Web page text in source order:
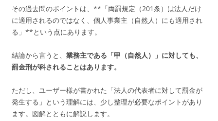
その過去問のポイントは、**「両罰規定（201条）は法人だけ
に適用されるのではなく、個人事業主（自然人）にも適用され
る」**という点にあります。
結論から言うと、 業務主である「甲（自然人）」に対しても、
罰金刑が科されることはあります。
ただし、ユーザー様が書かれた「法人の代表者に対して罰金が
発生する」という理解には、少し整理が必要なポイントがあり
ます。図解とともに解説します。